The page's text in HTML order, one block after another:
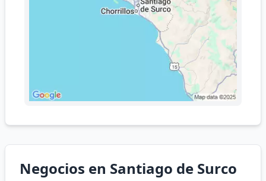
Negocios en Santiago de Surco